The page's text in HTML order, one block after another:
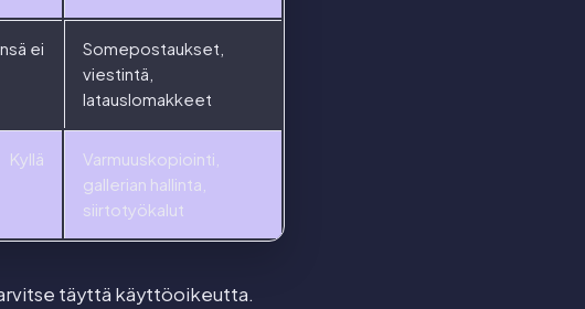
ei
Somepostaukset,
viestintä,
latauslomakkeet
Kyllä
Varmuuskopiointi,
gallerian hallinta,
siirtotyökalut
täyttä käyttöoikeutta.